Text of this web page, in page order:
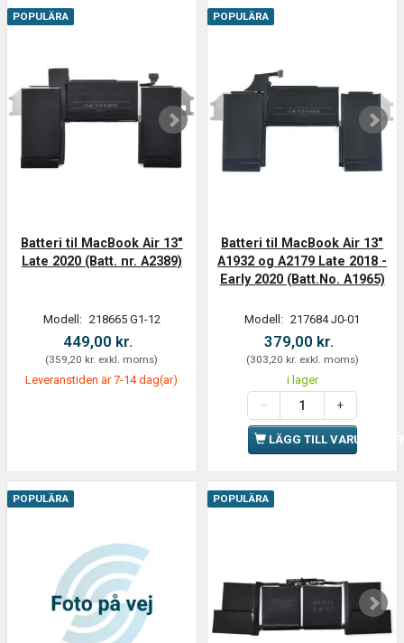
POPULÄRA
Batteri til MacBook Air 13"
Late 2020 (Batt. nr. A2389)
Modell: 218665 G1-12
449,00 kr.
(359,20 kr. exkl. moms)
Leveranstiden är 7-14 dag(ar)
POPULÄRA
Batteri til MacBook Air 13"
A1932 og A2179 Late 2018 -
Early 2020 (Batt.No. A1965)
Modell: 217684 J0-01
379,00 kr.
(303,20 kr. exkl. moms)
i lager
LÄGG TILL
POPULÄRA POPULÄRA